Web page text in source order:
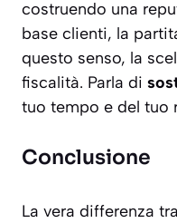
costruendo una
base clienti, la
questo senso, la
fiscalità. Parla di
tuo tempo e del tuo
Conclusione
La vera differenza